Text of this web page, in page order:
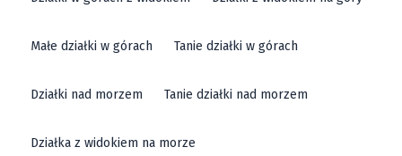
Małe działki w górach Tanie działki w górach
Działki nad morzem Tanie działki nad morzem
Działka z widokiem na morze